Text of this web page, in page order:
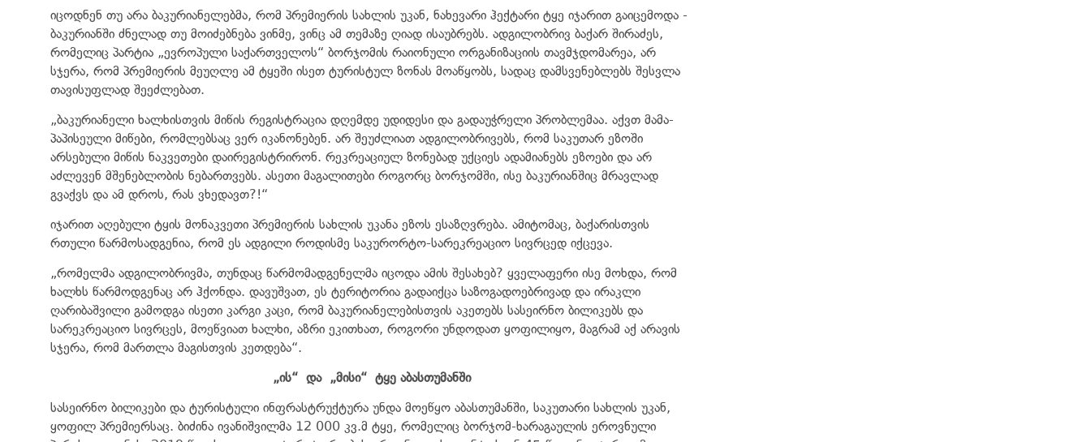
იცოდნენ თუ არა ბაკურიანელებმა, რომ პრემიერის სახლის უკან, ნახევარი ჰექტარი ტყე იჯარით გაიცემოდა -
ბაკურიანში ძნელად თუ მოიძებნება ვინმე, ვინც ამ თემაზე ღიად ისაუბრებს. ადგილობრივ ბაქარ შირაძეს,
რომელიც პარტია „ევროპული საქართველოს“ ბორჯომის რაიონული ორგანიზაციის თავმჯდომარეა, არ
სჯერა, რომ პრემიერის მეუღლე ამ ტყეში ისეთ ტურისტულ ზონას მოაწყობს, სადაც დამსვენებლებს შესვლა
თავისუფლად შეეძლებათ.
„ბაკურიანელი ხალხისთვის მიწის რეგისტრაცია დღემდე უდიდესი და გადაუჭრელი პრობლემაა. აქვთ მამა-
პაპისეული მიწები, რომლებსაც ვერ იკანონებენ. არ შეუძლიათ ადგილობრივებს, რომ საკუთარ ეზოში
არსებული მიწის ნაკვეთები დაირეგისტრირონ. რეკრეაციულ ზონებად უქციეს ადამიანებს ეზოები და არ
აძლევენ მშენებლობის ნებართვებს. ასეთი მაგალითები როგორც ბორჯომში, ისე ბაკურიანშიც მრავლად
გვაქვს და ამ დროს, რას ვხედავთ?!“
იჯარით აღებული ტყის მონაკვეთი პრემიერის სახლის უკანა ეზოს ესაზღვრება. ამიტომაც, ბაქარისთვის
რთული წარმოსადგენია, რომ ეს ადგილი როდისმე საკურორტო-სარეკრეაციო სივრცედ იქცევა.
„რომელმა ადგილობრივმა, თუნდაც წარმომადგენელმა იცოდა ამის შესახებ? ყველაფერი ისე მოხდა, რომ
ხალხს წარმოდგენაც არ ჰქონდა. დავუშვათ, ეს ტერიტორია გადაიქცა საზოგადოებრივად და ირაკლი
ღარიბაშვილი გამოდგა ისეთი კარგი კაცი, რომ ბაკურიანელებისთვის აკეთებს სასეირნო ბილიკებს და
სარეკრეაციო სივრცეს, მოეწვიათ ხალხი, აზრი ეკითხათ, როგორი უნდოდათ ყოფილიყო, მაგრამ აქ არავის
სჯერა, რომ მართლა მაგისთვის კეთდება“.
„ის“ და „მისი“ ტყე აბასთუმანში
სასეირნო ბილიკები და ტურისტული ინფრასტრუქტურა უნდა მოეწყო აბასთუმანში, საკუთარი სახლის უკან,
ყოფილ პრემიერსაც. ბიძინა ივანიშვილმა 12 000 კვ.მ ტყე, რომელიც ბორჯომ-ხარაგაულის ეროვნული